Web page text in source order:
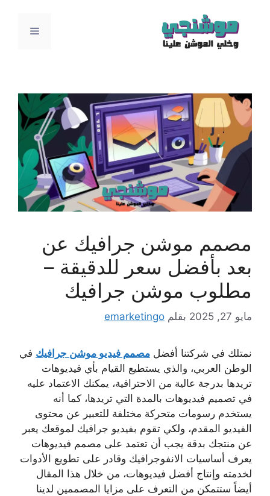
المحتوى
القائمة
مصمم موشن جرافيك عن
بعد بأفضل سعر للدقيقة –
مطلوب موشن جرافيك
مايو 27, 2025 بقلم emarketingo
نمتلك في شركتنا أفضل مصمم فيديو موشن جرافيك في
الوطن العربي، والذي يستطيع القيام بأي فيديوهات
تريدها بدرجة عالية من الاحترافية، يمكنك الاعتماد عليه
في تصميم فيديوهات بالمدة التي تريدها، كما أنه
يستخدم رسومات متحركة مختلفة للتعبير عن محتوى
الفيديو المقدم، ولكي تقوم بفيديو جرافيك لموقعك يعبر
عن منتجك بدقة يجب أن تعتمد على مصمم فيديوهات
يعرف أساسيات الانفوجرافيك وقادر على تطويع الأدوات
لخدمته وإنتاج أفضل فيديوهات، من خلال هذا المقال
أيضاً ستتمكن من التعرف على مزايا المصممين لدينا